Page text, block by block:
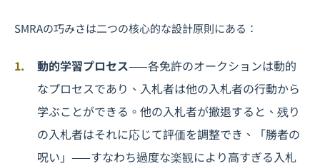
SMRAの巧みさは二つの核心的な設計原則にある：
動的学習プロセス——各免許のオークションは動的
なプロセスであり、入札者は他の入札者の行動から
学ぶことができる。他の入札者が撤退すると、残り
の入札者はそれに応じて評価を調整でき、「勝者の
呪い」——すなわち過度な楽観により高すぎる入札